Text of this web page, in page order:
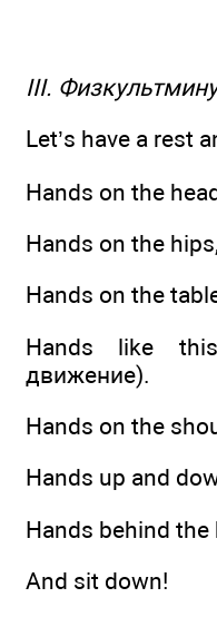
III.
Let’s have a rest
Hands on the
Hands on the
Hands on the
Hands like
движение).
Hands on the
Hands up and
Hands behind the
And sit down!